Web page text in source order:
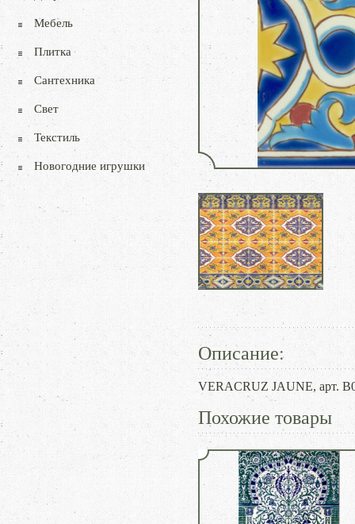
Описание:
VERACRUZ JAUNE, арт.
Похожие товары
Мебель
Плитка
Сантехника
Свет
Текстиль
Новогодние игрушки